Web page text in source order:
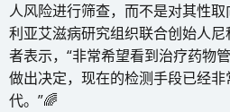
人风险进行筛查，而不是对其性
利亚艾滋病研究组织联合创始人
者表示，“非常希望看到治疗药物
做出决定，现在的检测手段已经
代。”🌈